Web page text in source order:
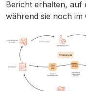
Bericht erhalten, auf
während sie noch im